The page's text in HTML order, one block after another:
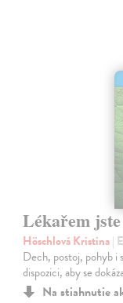
Lékařem
Höschlová Kristina|
Dech, postoj, pohyb i
dispozici, aby se
Na stiahnutie